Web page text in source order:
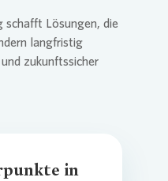
schafft Lösungen, die
langfristig
zukunftssicher
in